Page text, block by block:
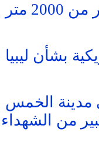
متر
بشأن ليبيا
مدينة الخمس
من الشهداء